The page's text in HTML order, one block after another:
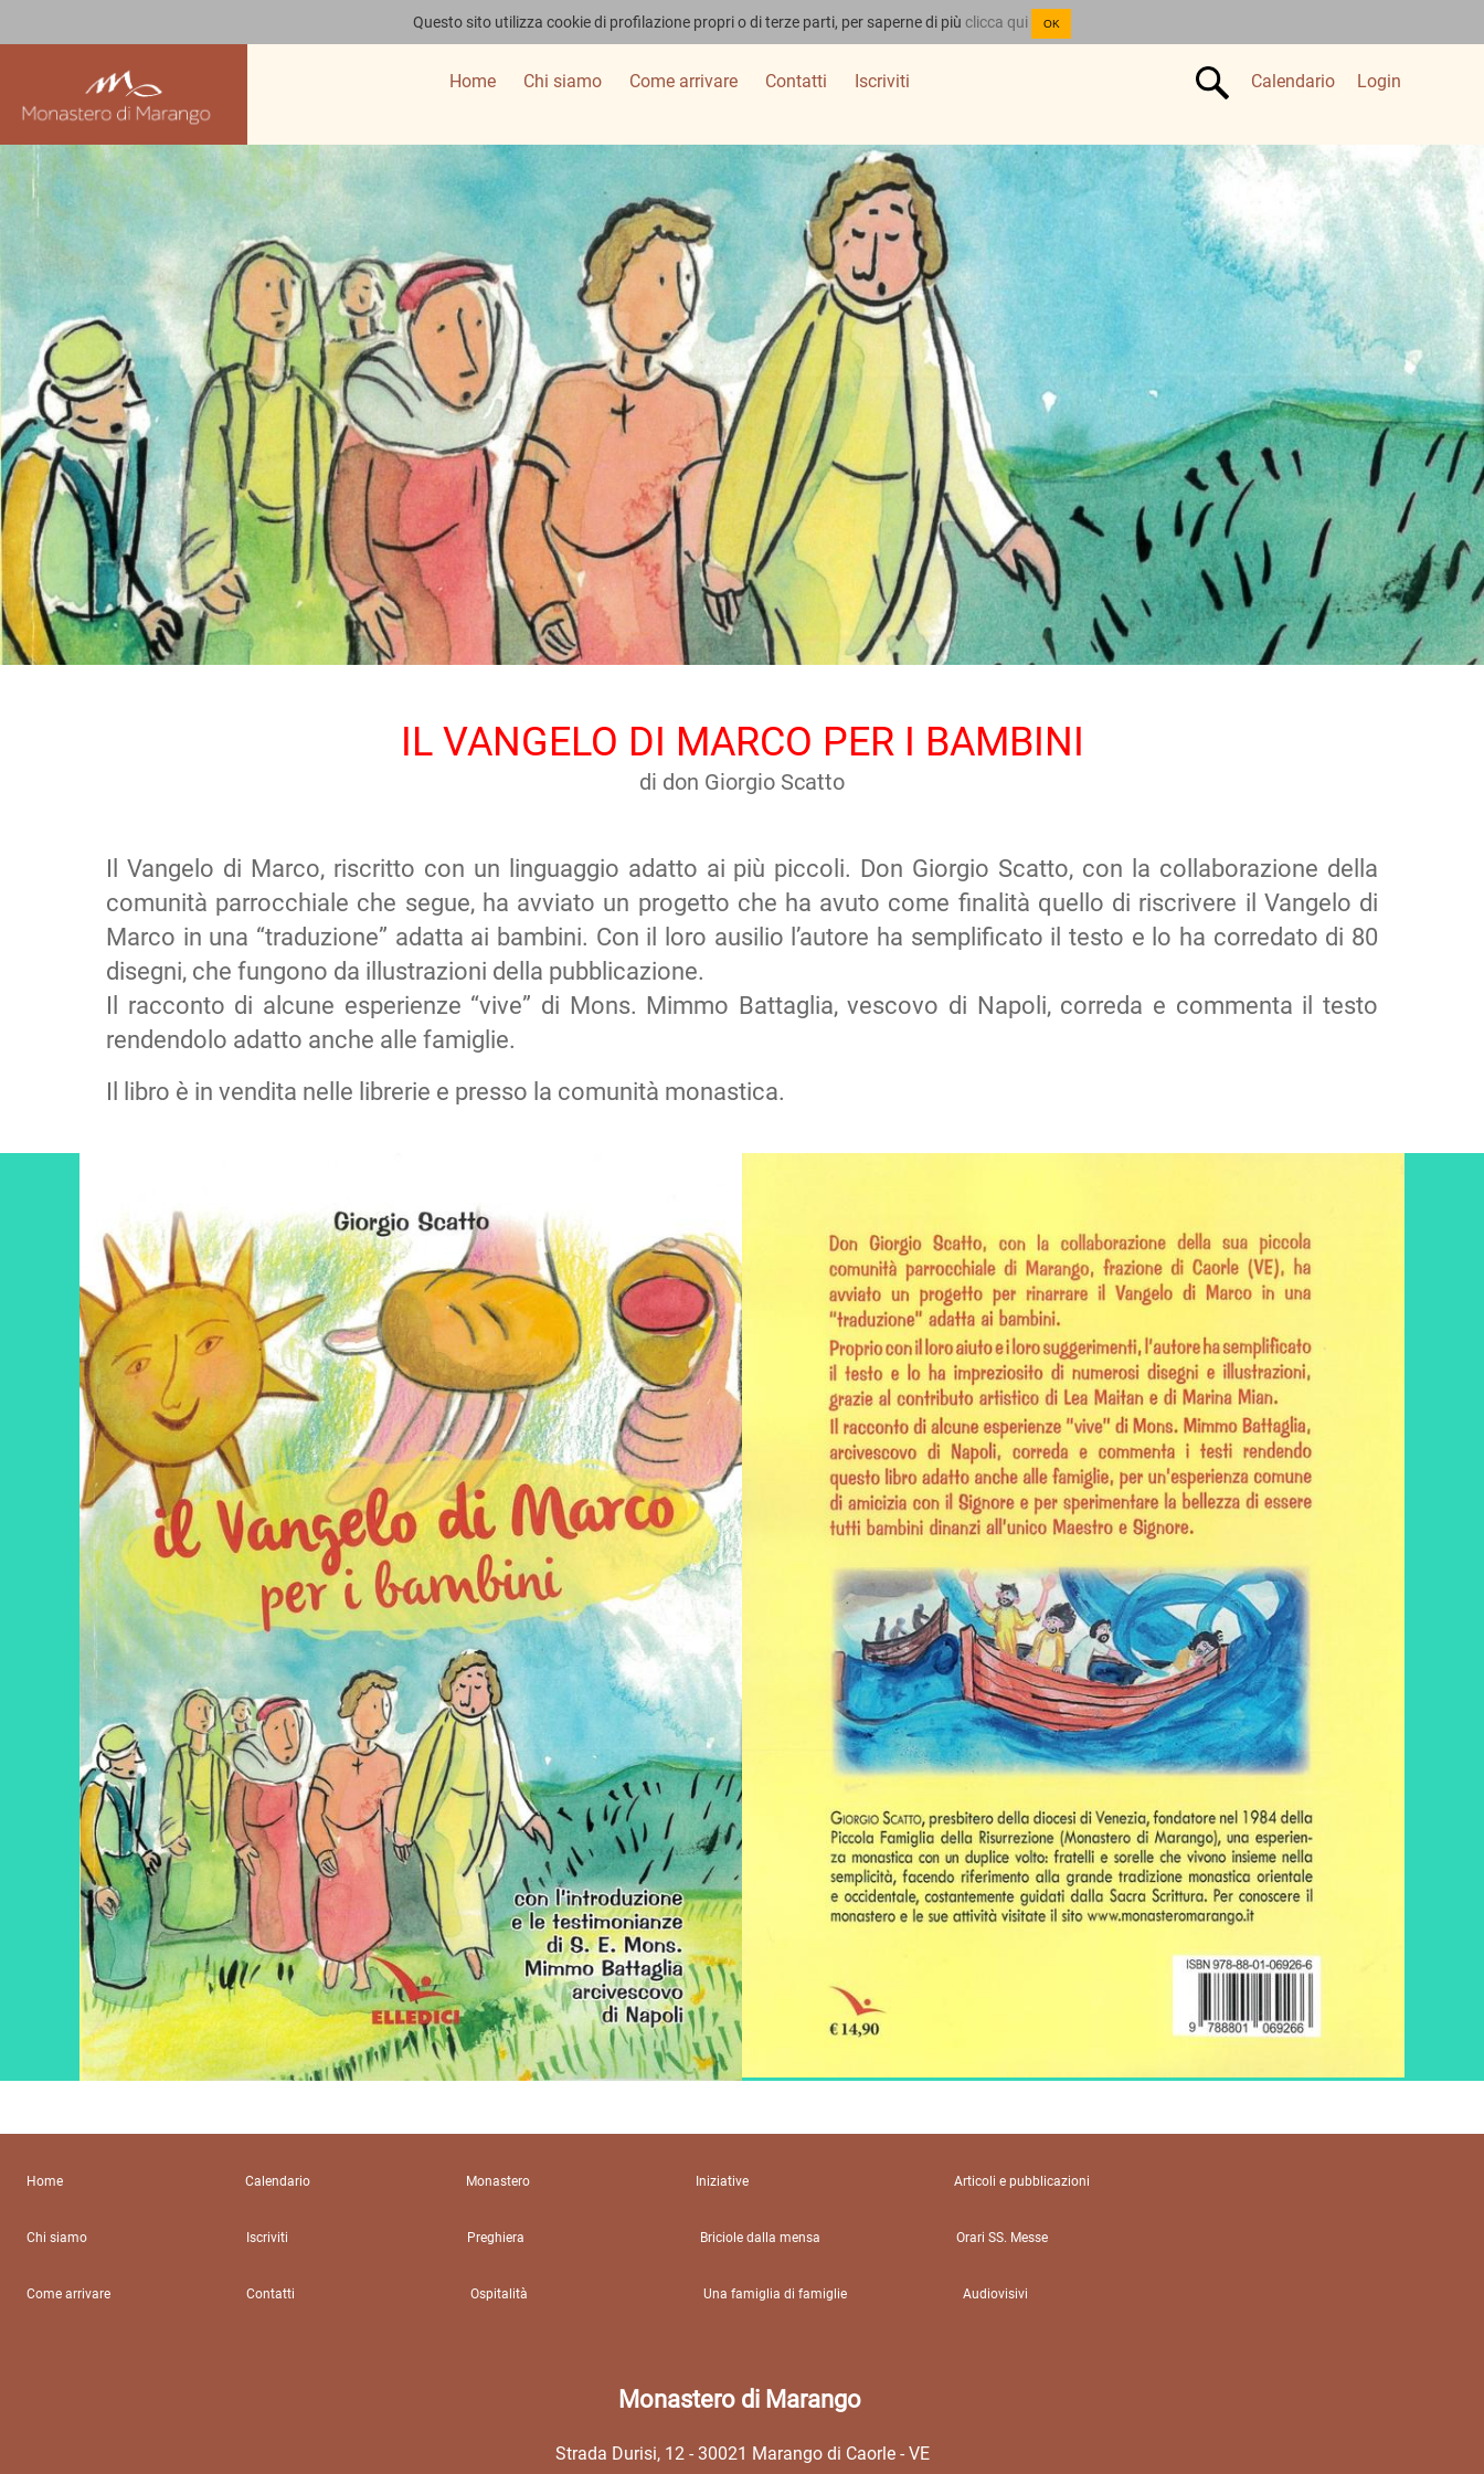
Questo sito utilizza cookie di profilazione propri o di terze parti, per saperne di più clicca qui OK
Home Chi siamo Come arrivare Contatti Iscriviti Calendario Login
IL VANGELO DI MARCO PER I BAMBINI
di don Giorgio Scatto
Il Vangelo di Marco, riscritto con un linguaggio adatto ai più piccoli. Don Giorgio Scatto, con la collaborazione della
comunità parrocchiale che segue, ha avviato un progetto che ha avuto come finalità quello di riscrivere il Vangelo di
Marco in una “traduzione” adatta ai bambini. Con il loro ausilio l’autore ha semplificato il testo e lo ha corredato di 80
disegni, che fungono da illustrazioni della pubblicazione.
Il racconto di alcune esperienze “vive” di Mons. Mimmo Battaglia, vescovo di Napoli, correda e commenta il testo
rendendolo adatto anche alle famiglie.
Il libro è in vendita nelle librerie e presso la comunità monastica.
Home Calendario Monastero Iniziative Articoli e pubblicazioni
Chi siamo Iscriviti Preghiera Briciole dalla mensa Orari SS. Messe
Come arrivare Contatti Ospitalità Una famiglia di famiglie Audiovisivi
Monastero di Marango
Strada Durisi, 12 - 30021 Marango di Caorle - VE